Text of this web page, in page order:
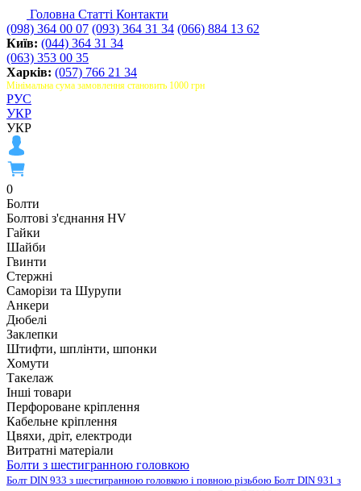
Головна Статті Контакти
(098) 364 00 07 (093) 364 31 34 (066) 884 13 62
Київ: (044) 364 31 34
(063) 353 00 35
Харків: (057) 766 21 34
Мінімальна сума замовлення становить 1000 грн
РУС
УКР
УКР
0
Болти
Болтові з'єднання HV
Гайки
Шайби
Гвинти
Стержні
Саморізи та Шурупи
Анкери
Дюбелі
Заклепки
Штифти, шплінти, шпонки
Хомути
Такелаж
Інші товари
Перфороване кріплення
Кабельне кріплення
Цвяхи, дріт, електроди
Витратні матеріали
Болти з шестигранною головкою
Болт DIN 933 з шестигранною головкою і повною різьбою Болт DIN 931 з